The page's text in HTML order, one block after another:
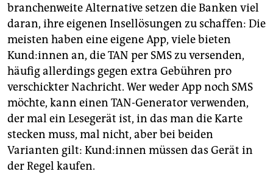
branchenweite Alternative setzen die Banken viel
daran, ihre eigenen Insellösungen zu schaffen: Die
meisten haben eine eigene App, viele bieten
Kund:innen an, die TAN per SMS zu versenden,
häufig allerdings gegen extra Gebühren pro
verschickter Nachricht. Wer weder App noch SMS
möchte, kann einen TAN-Generator verwenden,
der mal ein Lesegerät ist, in das man die Karte
stecken muss, mal nicht, aber bei beiden
Varianten gilt: Kund:innen müssen das Gerät in
der Regel kaufen.